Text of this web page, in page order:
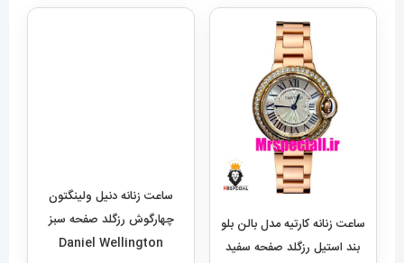
ساعت زنانه کارتیه مدل بالن بلو
بند استیل رزگلد صفحه سفید
چهارگوش رزگلد صفحه سبز
Daniel Wellington
Quadro 421